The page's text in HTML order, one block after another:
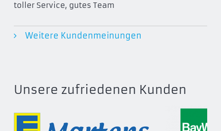
toller Service, gutes Team
Weitere Kundenmeinungen
Unsere zufriedenen Kunden